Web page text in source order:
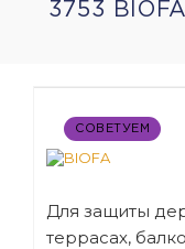
3753
СОВЕТУЕМ
Для защиты
террасах,